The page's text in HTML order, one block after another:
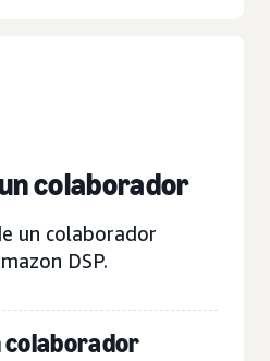
colaborador
un colaborador
DSP.
colaborador